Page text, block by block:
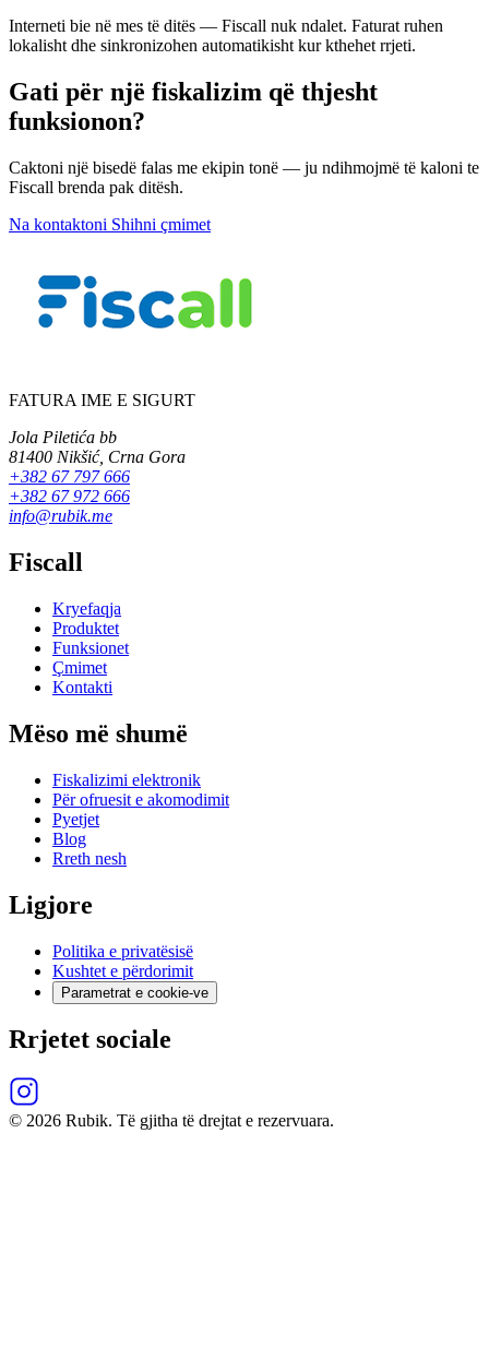
Interneti bie në mes të ditës — Fiscall nuk ndalet. Faturat ruhen
lokalisht dhe sinkronizohen automatikisht kur kthehet rrjeti.
Gati për një fiskalizim që thjesht
funksionon?
Caktoni një bisedë falas me ekipin tonë — ju ndihmojmë të kaloni te
Fiscall brenda pak ditësh.
Na kontaktoni Shihni çmimet
FATURA IME E SIGURT
Jola Piletića bb
81400 Nikšić, Crna Gora
+382 67 797 666
+382 67 972 666
info@rubik.me
Fiscall
Kryefaqja
Produktet
Funksionet
Çmimet
Kontakti
Mëso më shumë
Fiskalizimi elektronik
Për ofruesit e akomodimit
Pyetjet
Blog
Rreth nesh
Ligjore
Politika e privatësisë
Kushtet e përdorimit
Parametrat e cookie-ve
Rrjetet sociale
© 2026 Rubik. Të gjitha të drejtat e rezervuara.